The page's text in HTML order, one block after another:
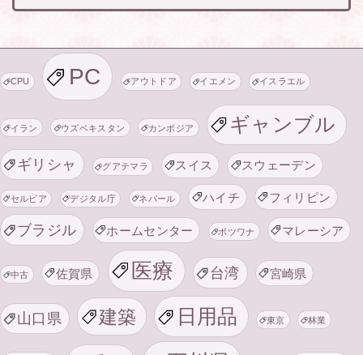
CPU PC アウトドア イエメン イスラエル
イラン ウズベキスタン カンボジア ギャンブル
ギリシャ グアテマラ スイス スウェーデン
セルビア デジタル庁 ネパール ハイチ フィリピン
ブラジル ホームセンター ボツワナ マレーシア
中古 佐賀県 医療 台湾 宮崎県
山口県 建築 日用品 東京 林業